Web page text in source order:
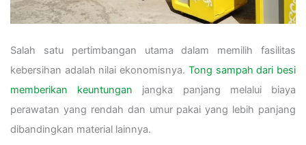
Salah satu pertimbangan utama dalam memilih fasilitas
kebersihan adalah nilai ekonomisnya. Tong sampah dari besi
memberikan keuntungan jangka panjang melalui biaya
perawatan yang rendah dan umur pakai yang lebih panjang
dibandingkan material lainnya.